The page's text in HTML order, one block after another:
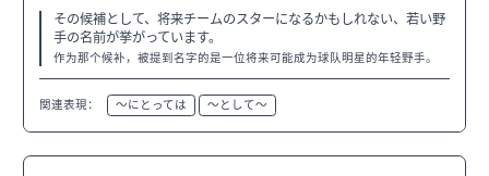
その候補として、将来チームのスターになるかもしれない、若い野
手の名前が挙がっています。
作为那个候补，被提到名字的是一位将来可能成为球队明星的年轻野手。
関連表現： 〜にとっては 〜として〜